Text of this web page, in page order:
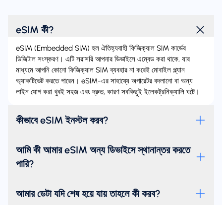
eSIM কী?
eSIM (Embedded SIM) হল ঐতিহ্যবাহী ফিজিক্যাল SIM কার্ডের
ডিজিটাল সংস্করণ। এটি সরাসরি আপনার ডিভাইসে এম্বেড করা থাকে, যার
মাধ্যমে আপনি কোনো ফিজিক্যাল SIM ব্যবহার না করেই মোবাইল প্ল্যান
অ্যাকটিভেট করতে পারেন। eSIM-এর সাহায্যে অপারেটর বদলানো বা অন্য
লাইন যোগ করা খুবই সহজ এবং দ্রুত, কারণ সবকিছুই ইলেকট্রনিক্যালি ঘটে।
কীভাবে eSIM ইনস্টল করব?
আমি কী আমার eSIM অন্য ডিভাইসে স্থানান্তর করতে
পারি?
আমার ডেটা যদি শেষ হয়ে যায় তাহলে কী করব?